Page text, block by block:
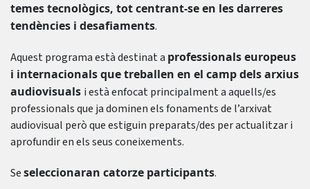
temes tecnològics, tot centrant-se en les darreres
tendències i desafiaments.
Aquest programa està destinat a professionals europeus
i internacionals que treballen en el camp dels arxius
audiovisuals i està enfocat principalment a aquells/es
professionals que ja dominen els fonaments de l’arxivat
audiovisual però que estiguin preparats/des per actualitzar i
aprofundir en els seus coneixements.
Seseleccionaran catorze participants.